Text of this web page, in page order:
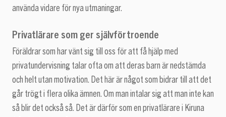
använda vidare för nya utmaningar.
Privatlärare som ger självförtroende
Föräldrar som har vänt sig till oss för att få hjälp med
privatundervisning talar ofta om att deras barn är nedstämda
och helt utan motivation. Det här är något som bidrar till att det
går trögt i flera olika ämnen. Om man intalar sig att man inte kan
så blir det också så. Det är därför som en privatlärare i Kiruna